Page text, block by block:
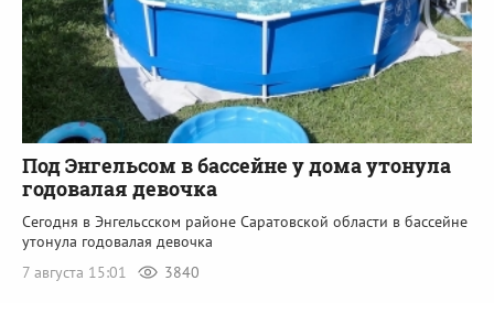
Под Энгельсом в бассейне у дома утонула
годовалая девочка
Сегодня в Энгельсском районе Саратовской области в бассейне
утонула годовалая девочка
7 августа 15:01
3840